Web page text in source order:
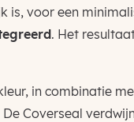
is, voor een
. Het
in combinatie
Coverseal